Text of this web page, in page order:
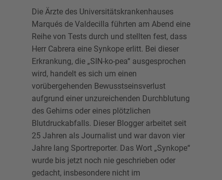
Die Ärzte des Universitätskrankenhauses
Marqués de Valdecilla führten am Abend eine
Reihe von Tests durch und stellten fest, dass
Herr Cabrera eine Synkope erlitt. Bei dieser
Erkrankung, die „SIN-ko-pea“ ausgesprochen
wird, handelt es sich um einen
vorübergehenden Bewusstseinsverlust
aufgrund einer unzureichenden Durchblutung
des Gehirns oder eines plötzlichen
Blutdruckabfalls. Dieser Blogger arbeitet seit
25 Jahren als Journalist und war davon vier
Jahre lang Sportreporter. Das Wort „Synkope“
wurde bis jetzt noch nie geschrieben oder
gedacht, insbesondere nicht im